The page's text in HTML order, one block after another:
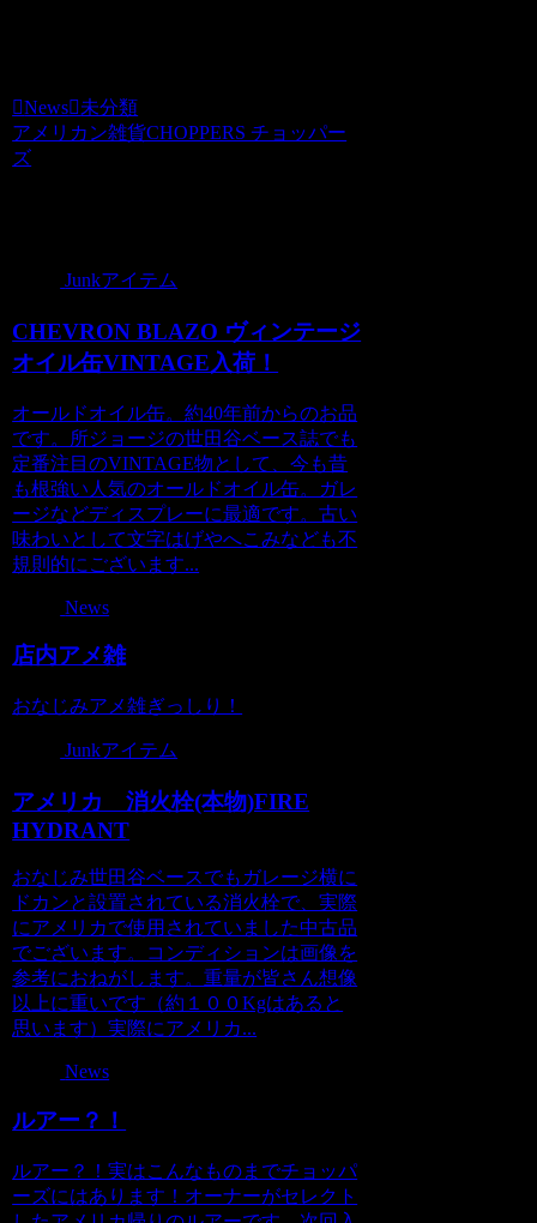
News 未分類
アメリカン雑貨CHOPPERS チョッパー
ズ
Junkアイテム
CHEVRON BLAZO ヴィンテージ
オイル缶VINTAGE入荷！
オールドオイル缶。約40年前からのお品
です。所ジョージの世田谷ベース誌でも
定番注目のVINTAGE物として、今も昔
も根強い人気のオールドオイル缶。ガレ
ージなどディスプレーに最適です。古い
味わいとして文字はげやへこみなども不
規則的にございます...
News
店内アメ雑
おなじみアメ雑ぎっしり！
Junkアイテム
アメリカ 消火栓(本物)FIRE
HYDRANT
おなじみ世田谷ベースでもガレージ横に
ドカンと設置されている消火栓で、実際
にアメリカで使用されていました中古品
でございます。コンディションは画像を
参考におねがします。重量が皆さん想像
以上に重いです（約１００Kgはあると
思います）実際にアメリカ...
News
ルアー？！
ルアー？！実はこんなものまでチョッパ
ーズにはあります！オーナーがセレクト